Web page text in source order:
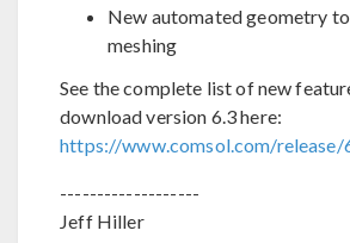
New automated geometry
meshing
See the complete list of new
download version 6.3 here:
https://www.comsol.com/release/
-------------------
Jeff Hiller